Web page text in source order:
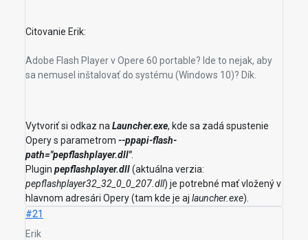
Citovanie Erik:
Adobe Flash Player v Opere 60 portable? Ide to nejak, aby
sa nemusel inštalovať do systému (Windows 10)? Dík.
Vytvoriť si odkaz na Launcher.exe, kde sa zadá spustenie
Opery s parametrom --ppapi-flash-
path="pepflashplayer.dll".
Plugin pepflashplayer.dll(aktuálna verzia:
pepflashplayer32_32_0_0_207.dll) je potrebné mať vložený v
hlavnom adresári Opery (tam kde je aj launcher.exe).
#21
Erik